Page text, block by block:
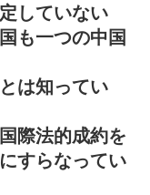
していない
も一つの中国
は知ってい
際法的成約を
すらなってい